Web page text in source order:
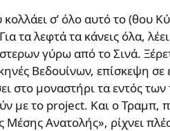
σ’ όλο αυτό το (θου
τα λεφτά τα κάνεις όλα,
γύρω από το Σινά.
Βεδουίνων, επίσκεψη σε
στο μοναστήρι τα εντός των
με το project. Και ο Τραμπ,
Μέσης Ανατολής», ρίχνει